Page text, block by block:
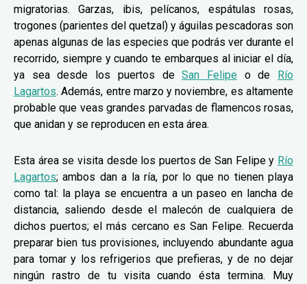
migratorias. Garzas, ibis, pelícanos, espátulas rosas,
trogones (parientes del quetzal) y águilas pescadoras son
apenas algunas de las especies que podrás ver durante el
recorrido, siempre y cuando te embarques al iniciar el día,
ya sea desde los puertos deSan Felipeo de Río
Lagartos. Además, entre marzo y noviembre, es altamente
probable que veas grandes parvadas de flamencos rosas,
que anidan y se reproducen en esta área.
Esta área se visita desde los puertos de San Felipe y Río
Lagartos; ambos dan a la ría, por lo que no tienen playa
como tal: la playa se encuentra a un paseo en lancha de
distancia, saliendo desde el malecón de cualquiera de
dichos puertos; el más cercano es San Felipe. Recuerda
preparar bien tus provisiones, incluyendo abundante agua
para tomar y los refrigerios que prefieras, y de no dejar
ningún rastro de tu visita cuando ésta termina. Muy